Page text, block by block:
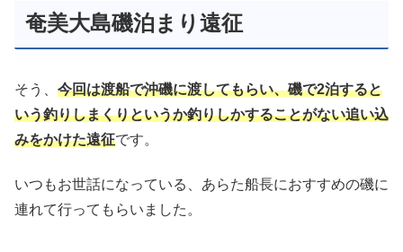
奄美大島磯泊まり遠征
そう、 今回は渡船で沖磯に渡してもらい、磯で2泊すると
いう釣りしまくりというか釣りしかすることがない追い込
みをかけた遠征です。
いつもお世話になっている、あらた船長におすすめの磯に
連れて行ってもらいました。